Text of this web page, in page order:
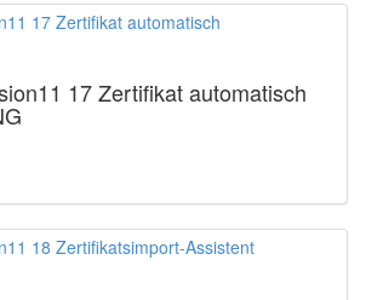
17 Zertifikat automatisch